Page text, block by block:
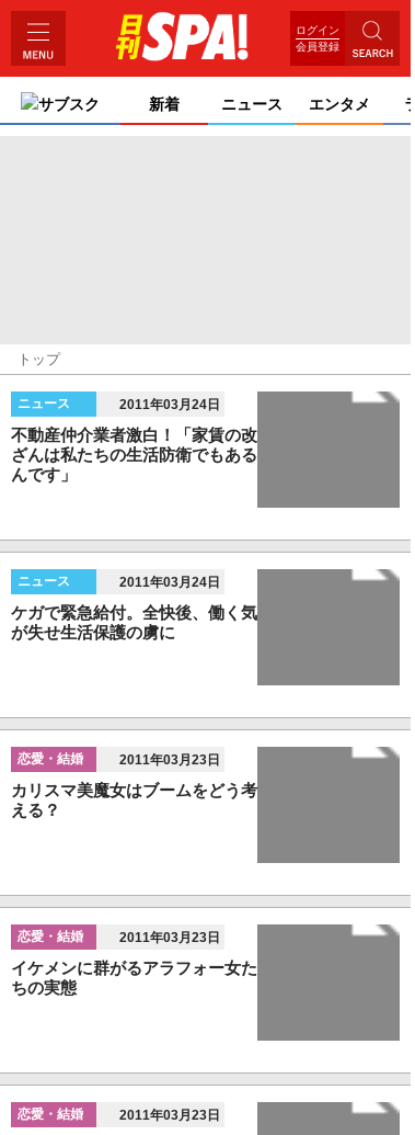
ログイン
会員登録
サブスク 新着 ニュース エンタメ
トップ
ニュース 2011年03月24日
不動産仲介業者激白！「家賃の改
ざんは私たちの生活防衛でもある
んです」
ニュース 2011年03月24日
ケガで緊急給付。全快後、働く気
が失せ生活保護の虜に
恋愛・結婚 2011年03月23日
カリスマ美魔女はブームをどう考
える？
恋愛・結婚 2011年03月23日
イケメンに群がるアラフォー女た
ちの実態
恋愛・結婚 2011年03月23日